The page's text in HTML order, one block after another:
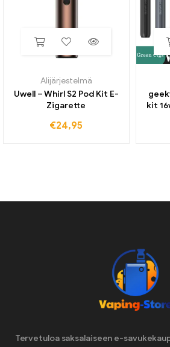
Alijärjestelmä
Uwell – Whirl S2 Pod Kit E-
Zigarette
€24,95
kit
Tervetuloa saksalaiseen e-